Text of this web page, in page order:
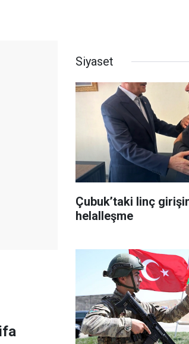
Siyaset
Çubuk’taki linç
helalleşme